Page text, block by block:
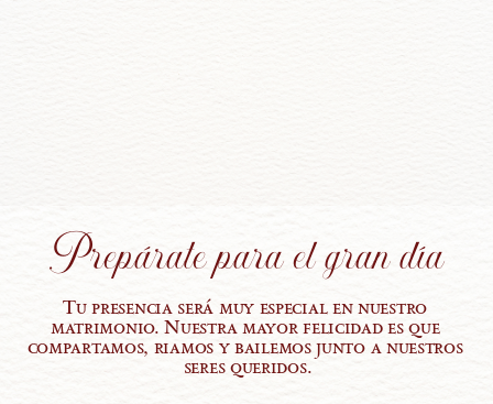
Prepárate para el gran día
Tu presencia será muy especial en nuestro
matrimonio. Nuestra mayor felicidad es que
compartamos, riamos y bailemos junto a nuestros
seres queridos.